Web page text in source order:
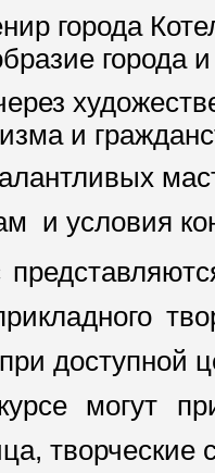
города
города
и
и условия
доступной
могут
творческие